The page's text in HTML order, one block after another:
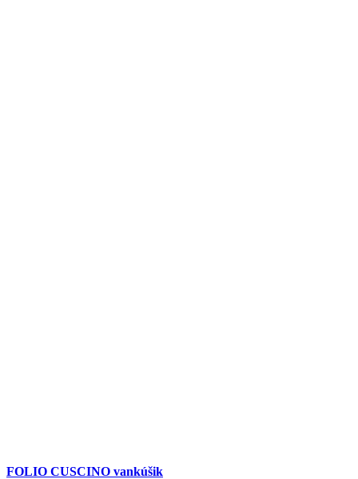
FOLIO CUSCINO vankúšik